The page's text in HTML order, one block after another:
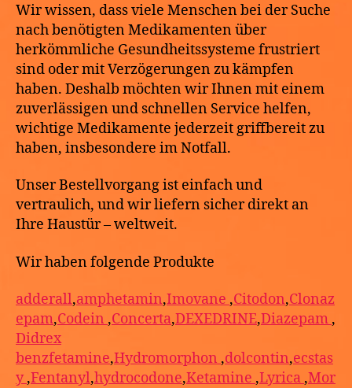
Wir wissen, dass viele Menschen bei der Suche
nach benötigten Medikamenten über
herkömmliche Gesundheitssysteme frustriert
sind oder mit Verzögerungen zu kämpfen
haben. Deshalb möchten wir Ihnen mit einem
zuverlässigen und schnellen Service helfen,
wichtige Medikamente jederzeit griffbereit zu
haben, insbesondere im Notfall.
Unser Bestellvorgang ist einfach und
vertraulich, und wir liefern sicher direkt an
Ihre Haustür – weltweit.
Wir haben folgende Produkte
adderall,amphetamin,Imovane ,Citodon,Clonaz
epam,Codein ,Concerta,DEXEDRINE,Diazepam ,
Didrex
benzfetamine,Hydromorphon ,dolcontin,ecstas
y ,Fentanyl,hydrocodone,Ketamine ,Lyrica ,Mor